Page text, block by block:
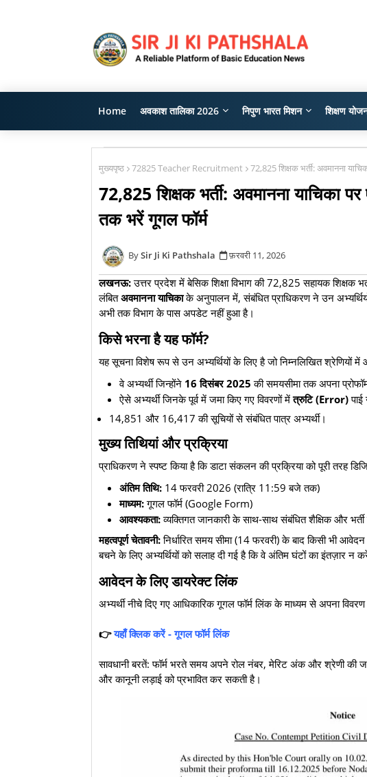
Home अवकाश तालिका 2026 निपुण भारत मिशन शिक्षण
मुख्यपृष्ठ 72825 Teacher Recruitment 72,825 शिक्षक भर्ती: अवमानना
72,825 शिक्षक भर्ती: अवमानना याचिका
तक भरें गूगल फॉर्म
Sir Ji Ki Pathshala फ़रवरी 11, 2026
लखनऊ:उत्तर प्रदेश में बेसिक शिक्षा विभाग की 72,825 सहायक शिक्षक
लंबितअवमानना याचिकाके अनुपालन में, संबंधित प्राधिकरण ने उन
अभी तक विभाग के पास अपडेट नहीं हुआ है।
किसे भरना है यह फॉर्म?
​यह सूचना विशेष रूप से उन अभ्यर्थियों के लिए है जो निम्नलिखित श्रेणियों में
​वे अभ्यर्थी जिन्होंने 16 दिसंबर 2025 की समयसीमा तक अपना
​ऐसे अभ्यर्थी जिनके पूर्व में जमा किए गए विवरणों मेंत्रुटि (Error)
​14,851 और 16,417 की सूचियों से संबंधित पात्र अभ्यर्थी।
मुख्य तिथियां और प्रक्रिया
​प्राधिकरण ने स्पष्ट किया है कि डाटा संकलन की प्रक्रिया को पूरी तरह
अंतिम तिथि: 14 फरवरी 2026 (रात्रि 11:59 बजे तक)
माध्यम:गूगल फॉर्म (Google Form)
आवश्यकता:व्यक्तिगत जानकारी के साथ-साथ संबंधित शैक्षिक और
महत्वपूर्ण चेतावनी:निर्धारित समय सीमा (14 फरवरी) के बाद किसी भी
बचने के लिए अभ्यर्थियों को सलाह दी गई है कि वे अंतिम घंटों का इंतज़ार न
आवेदन के लिए डायरेक्ट लिंक
अभ्यर्थी नीचे दिए गए आधिकारिक गूगल फॉर्म लिंक के माध्यम से अपना
👉यहाँ क्लिक करें - गूगल फॉर्म लिंक
सावधानी बरतें: फॉर्म भरते समय अपने रोल नंबर, मेरिट अंक और श्रेणी की
और कानूनी लड़ाई को प्रभावित कर सकती है।